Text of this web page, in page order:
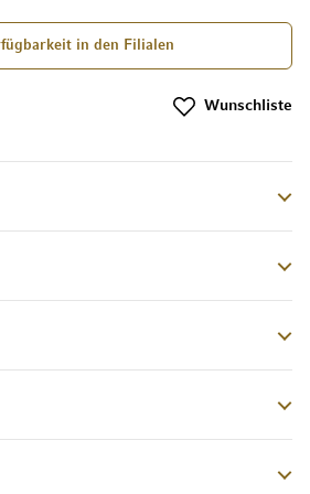
in den Filialen
Wunschliste